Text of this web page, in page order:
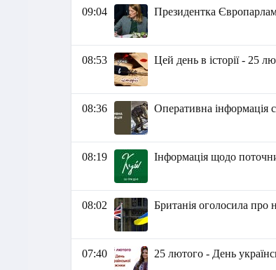
09:04 Президентка
08:53 Цей день в історії - 25
08:36 Оперативна інформація
08:19 Інформація щодо
08:02 Британія оголосила про
07:40 25 лютого - День